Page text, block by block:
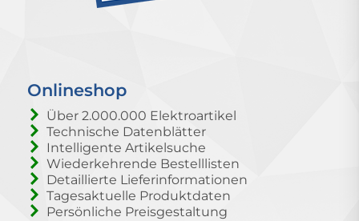
Onlineshop
Über 2.000.000 Elektroartikel
Technische Datenblätter
Intelligente Artikelsuche
Wiederkehrende Bestelllisten
Detaillierte Lieferinformationen
Tagesaktuelle Produktdaten
Persönliche Preisgestaltung